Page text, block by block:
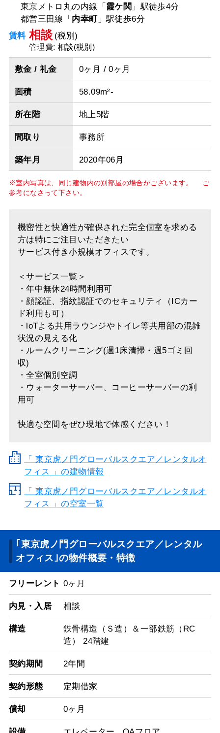
東京メトロ丸の内線「 霞ケ関 」駅徒歩4分
都営三田線「 内幸町 」駅徒歩6分
賃料 相談 (税別)
管理費: 相談(税別)
敷金 / 礼金 0ヶ月 / 0ヶ月
面積 58.09m²-
所在階 地上5階
間取り 事務所
築年月 2020年06月
※室内写真は、同じ建物内の別部屋の場合がございます。 ご
参考になさって下さい。
機密性と快適性が確保された完全個室を求める
方は特にご注目いただきたい
サービス付き小規模オフィスです。
＜サービス一覧＞
・年中無休24時間利用可
・顔認証、指紋認証でのセキュリティ（ICカー
ド利用も可）
・loTよる共用ラウンジやトイレ等共用部の混雑
状況の見える化
・ルームクリーニング(週1床清掃・週5ゴミ回
収)
・全室個別空調
・ウォーターサーバー、コーヒーサーバーの利
用可
快適な空間をぜひ現地で体感ください！
「東京虎ノ門グローバルスクエア／レンタルオ
フィス
」の建物情報
「 東京虎ノ門グローバルスクエア／レンタルオ
フィス 」の空室一覧
｢東京虎ノ門グローバルスクエア／レンタル
オフィス｣の物件概要・特徴
フリーレント 0ヶ月
内見・入居 相談
構造
鉄骨構造（Ｓ造）＆一部鉄筋（RC
造） 24階建
契約期間 2年間
契約形態 定期借家
償却 0ヶ月